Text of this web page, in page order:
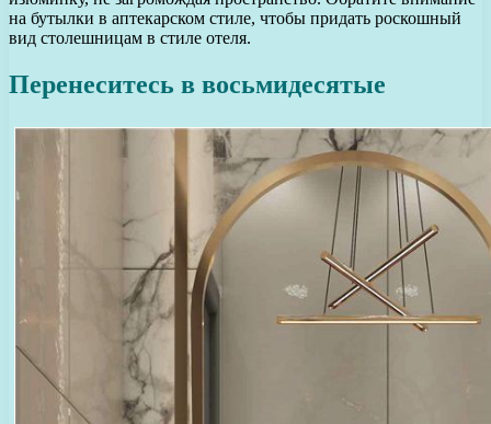
на бутылки в аптекарском стиле, чтобы придать роскошный
вид столешницам в стиле отеля.
Перенеситесь в восьмидесятые